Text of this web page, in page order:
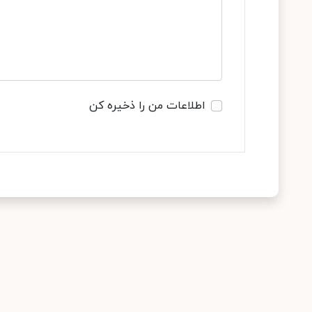
اطلاعات من را ذخیره کن